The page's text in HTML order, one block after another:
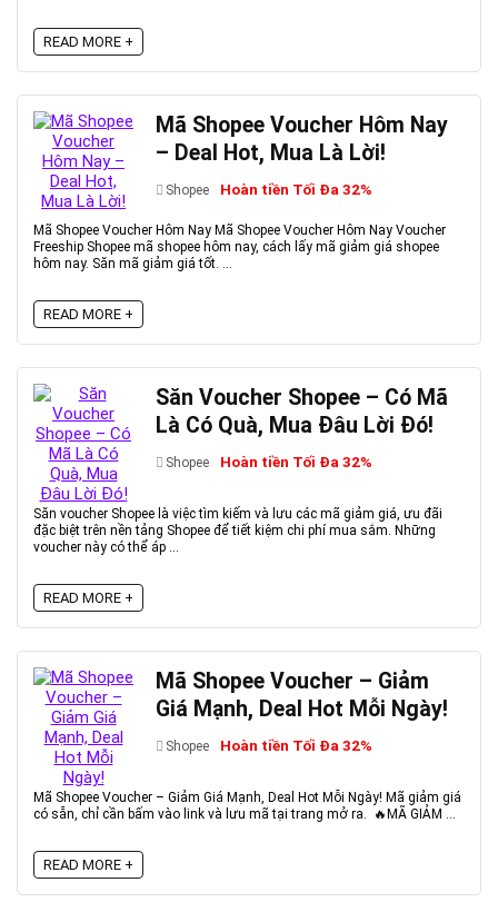
READ MORE +
Mã Shopee Voucher Hôm Nay
– Deal Hot, Mua Là Lời!
Shopee Hoàn tiền Tối Đa 32%
Mã Shopee Voucher Hôm Nay Mã Shopee Voucher Hôm Nay Voucher
Freeship Shopee mã shopee hôm nay, cách lấy mã giảm giá shopee
hôm nay. Săn mã giảm giá tốt. ...
READ MORE +
Săn Voucher Shopee – Có Mã
Là Có Quà, Mua Đâu Lời Đó!
Shopee Hoàn tiền Tối Đa 32%
Săn voucher Shopee là việc tìm kiếm và lưu các mã giảm giá, ưu đãi
đặc biệt trên nền tảng Shopee để tiết kiệm chi phí mua sắm. Những
voucher này có thể áp ...
READ MORE +
Mã Shopee Voucher – Giảm
Giá Mạnh, Deal Hot Mỗi Ngày!
Shopee Hoàn tiền Tối Đa 32%
Mã Shopee Voucher – Giảm Giá Mạnh, Deal Hot Mỗi Ngày! Mã giảm giá
có sẵn, chỉ cần bấm vào link và lưu mã tại trang mở ra. 🔥MÃ GIẢM ...
READ MORE +